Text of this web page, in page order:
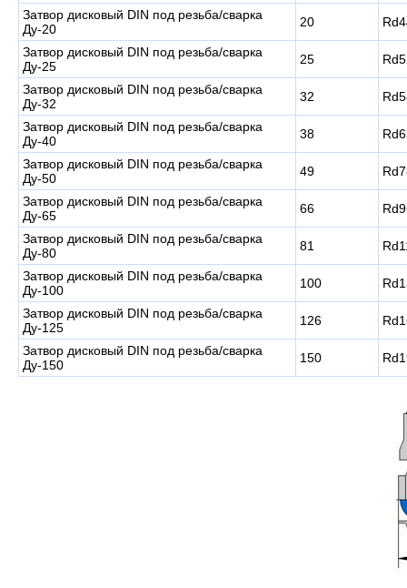
Затвор дисковый DIN под резьба/сварка
Ду-20
20
Затвор дисковый DIN под резьба/сварка
Ду-25
25
Затвор дисковый DIN под резьба/сварка
Ду-32
32
Затвор дисковый DIN под резьба/сварка
Ду-40
38
Затвор дисковый DIN под резьба/сварка
Ду-50
49
Затвор дисковый DIN под резьба/сварка
Ду-65
66
Затвор дисковый DIN под резьба/сварка
Ду-80
81
Затвор дисковый DIN под резьба/сварка
Ду-100
100
Затвор дисковый DIN под резьба/сварка
Ду-125
126
Затвор дисковый DIN под резьба/сварка
Ду-150
150